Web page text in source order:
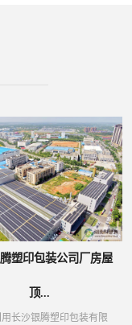
塑印包装公司厂房屋
顶...
长沙银腾塑印包装有限